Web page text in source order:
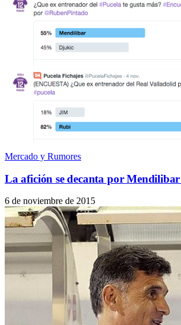
Mercado y Rumores
La afición se decanta por
6 de noviembre de 2015